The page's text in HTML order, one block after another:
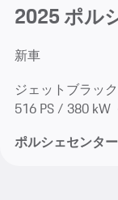
2025 ポル
新車
ジェットブラッ
516 PS / 380 kW
ポルシェセンタ